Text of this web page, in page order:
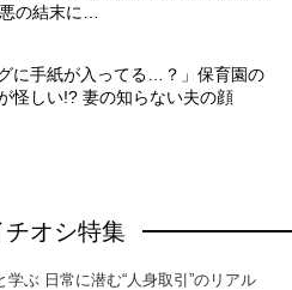
の結末に…
に手紙が入ってる…？」保育園の
怪しい!? 妻の知らない夫の顔
オシ特集
学ぶ 日常に潜む“人身取引”のリアル